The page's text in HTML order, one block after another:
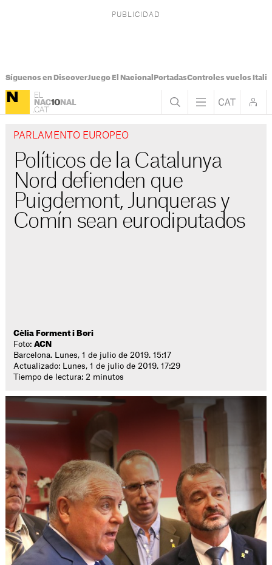
Síguenos en DiscoverJuego El Nacional PortadasControles vuelos Italia
PARLAMENTO EUROPEO
Políticos de la Catalunya
Nord defienden que
Puigdemont, Junqueras y
Comín sean eurodiputados
Cèlia Forment i Bori
Foto:ACN
Barcelona. Lunes, 1 de julio de 2019. 15:17
Actualizado: Lunes, 1 de julio de 2019. 17:29
Tiempo de lectura: 2 minutos